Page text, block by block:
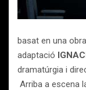
basat en una
adaptació
dramatúrgia i
Arriba a escena